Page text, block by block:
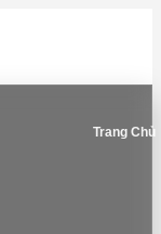
Trang Chủ